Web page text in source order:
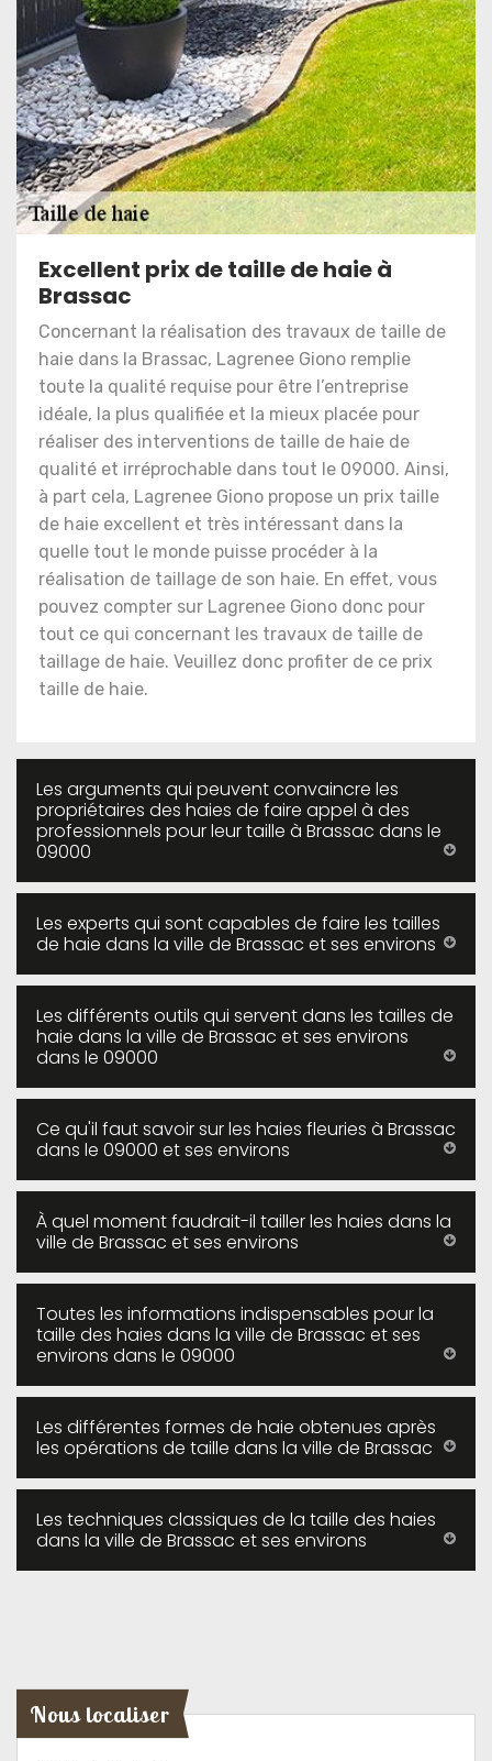
Excellent prix de taille de haie à
Brassac
Concernant la réalisation des travaux de taille de
haie dans la Brassac, Lagrenee Giono remplie
toute la qualité requise pour être l’entreprise
idéale, la plus qualifiée et la mieux placée pour
réaliser des interventions de taille de haie de
qualité et irréprochable dans tout le 09000. Ainsi,
à part cela, Lagrenee Giono propose un prix taille
de haie excellent et très intéressant dans la
quelle tout le monde puisse procéder à la
réalisation de taillage de son haie. En effet, vous
pouvez compter sur Lagrenee Giono donc pour
tout ce qui concernant les travaux de taille de
taillage de haie. Veuillez donc profiter de ce prix
taille de haie.
Les arguments qui peuvent convaincre les
propriétaires des haies de faire appel à des
professionnels pour leur taille à Brassac dans le
09000
Les experts qui sont capables de faire les tailles
de haie dans la ville de Brassac et ses environs
Les différents outils qui servent dans les tailles de
haie dans la ville de Brassac et ses environs
dans le 09000
Ce qu'il faut savoir sur les haies fleuries à Brassac
dans le 09000 et ses environs
À quel moment faudrait-il tailler les haies dans la
ville de Brassac et ses environs
Toutes les informations indispensables pour la
taille des haies dans la ville de Brassac et ses
environs dans le 09000
Les différentes formes de haie obtenues après
les opérations de taille dans la ville de Brassac
Les techniques classiques de la taille des haies
dans la ville de Brassac et ses environs
Nous localiser